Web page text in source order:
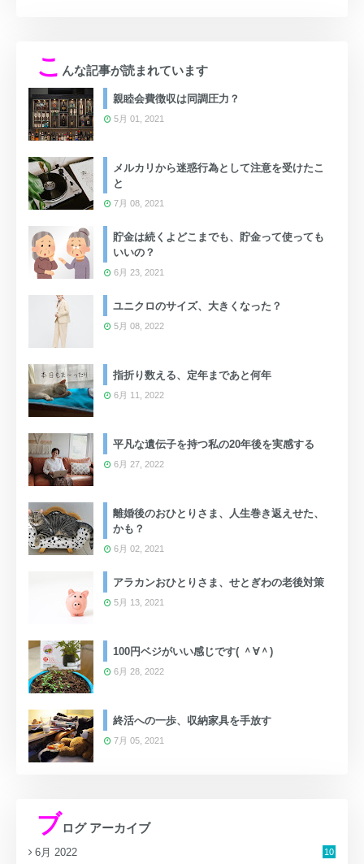
こ んな記事が読まれています
親睦会費徴収は同調圧力？
5月 01, 2021
メルカリから迷惑行為として注意を受けたこ
と
7月 08, 2021
貯金は続くよどこまでも、貯金って使っても
いいの？
6月 23, 2021
ユニクロのサイズ、大きくなった？
5月 08, 2022
指折り数える、定年まであと何年
6月 11, 2022
平凡な遺伝子を持つ私の20年後を実感する
6月 27, 2022
離婚後のおひとりさま、人生巻き返えせた、
かも？
6月 02, 2021
アラカンおひとりさま、せとぎわの老後対策
5月 13, 2021
100円ベジがいい感じです( ＾∀＾)
6月 28, 2022
終活への一歩、収納家具を手放す
7月 05, 2021
ブログ アーカイブ
6月 2022 10